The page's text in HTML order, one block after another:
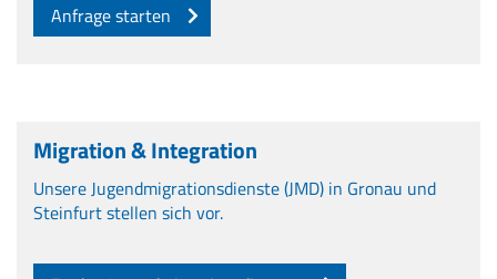
Anfrage starten
Migration & Integration
Unsere Jugendmigrationsdienste (JMD) in Gronau und
Steinfurt stellen sich vor.